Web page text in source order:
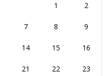
1 2
7 8 9
14 15 16
21 22 23